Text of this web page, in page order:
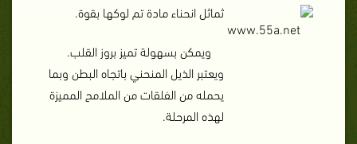
ثماثل انحناء مادة تم لوكها بقوة.
ويمكن بسهولة تميز بروز القلب.
ويعتبر الذيل المنحني باتجاه البطن وبما
يحمله من الفلقات من الملامح المميزة
لهذه المرحلة.